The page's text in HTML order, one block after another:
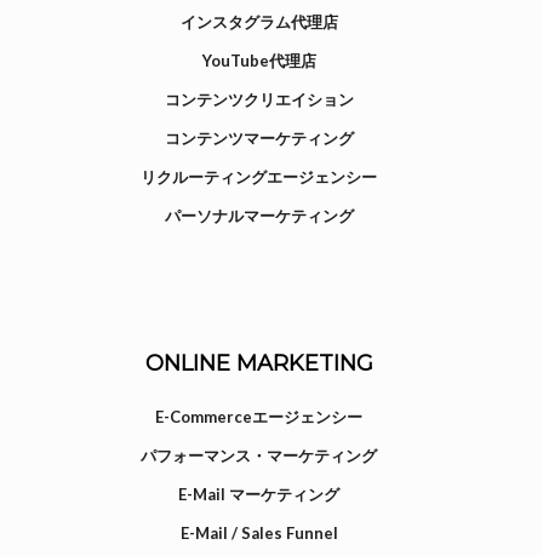
インスタグラム代理店
YouTube代理店
コンテンツクリエイション
コンテンツマーケティング
リクルーティングエージェンシー
パーソナルマーケティング
ONLINE MARKETING
E-Commerceエージェンシー
パフォーマンス・マーケティング
E-Mail マーケティング
E-Mail / Sales Funnel